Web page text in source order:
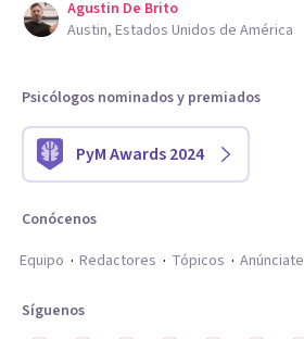
Agustin De Brito
Austin, Estados Unidos de América
Psicólogos nominados y premiados
PyM Awards 2024
Conócenos
Equipo
Redactores Tópicos Anúnciate
Síguenos